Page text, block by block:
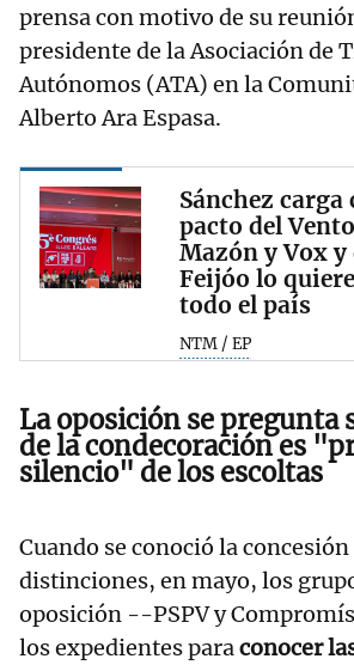
prensa con motivo de su
presidente de la Asociación de
Autónomos (ATA) en la
Alberto Ara Espasa.
Sánchez
pacto del
Mazón y Vox y
Feijóo lo
todo el país
NTM / EP
La oposición se pregunta
de la condecoración es
silencio" de los escoltas
Cuando se conoció la concesión
distinciones, en mayo, los
oposición --PSPV y
los expedientes paraconocer